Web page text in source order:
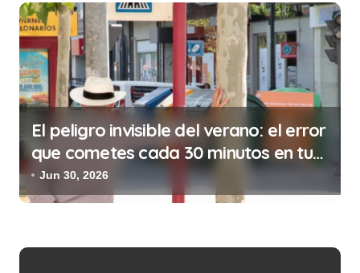
t
r
a
d
a
s
El peligro invisible del verano: el error
que cometes cada 30 minutos en tu
trabajo (y la ilegalidad que te puede
costar la vida)
Jun 30, 2026